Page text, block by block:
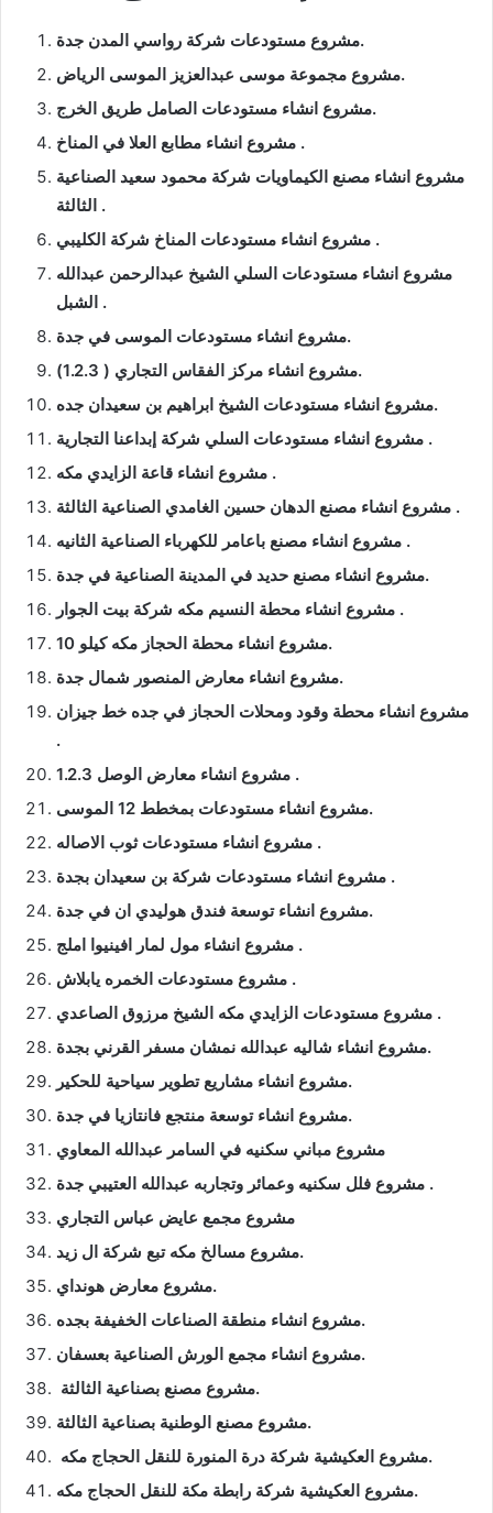
مشروع مستودعات شركة رواسي المدن جدة.
مشروع مجموعة موسى عبدالعزيز الموسى الرياض.
مشروع انشاء مستودعات الصامل طريق الخرج.
مشروع انشاء مطابع العلا في المناخ .
مشروع انشاء مصنع الكيماويات شركة محمود سعيد الصناعية
الثالثة .
مشروع انشاء مستودعات المناخ شركة الكليبي .
مشروع انشاء مستودعات السلي الشيخ عبدالرحمن عبدالله
الشبل .
مشروع انشاء مستودعات الموسى في جدة.
مشروع انشاء مركز الفقاس التجاري ( 1.2.3).
مشروع انشاء مستودعات الشيخ ابراهيم بن سعيدان جده.
مشروع انشاء مستودعات السلي شركة إبداعنا التجارية .
مشروع انشاء قاعة الزايدي مكه .
مشروع انشاء مصنع الدهان حسين الغامدي الصناعية الثالثة .
مشروع انشاء مصنع باعامر للكهرباء الصناعية الثانيه .
مشروع انشاء مصنع حديد في المدينة الصناعية في جدة.
مشروع انشاء محطة النسيم مكه شركة بيت الجوار .
مشروع انشاء محطة الحجاز مكه كيلو 10.
مشروع انشاء معارض المنصور شمال جدة.
مشروع انشاء محطة وقود ومحلات الحجاز في جده خط جيزان
.
مشروع انشاء معارض الوصل 1.2.3 .
مشروع انشاء مستودعات بمخطط 12 الموسى.
مشروع انشاء مستودعات ثوب الاصاله .
مشروع انشاء مستودعات شركة بن سعيدان بجدة .
مشروع انشاء توسعة فندق هوليدي ان في جدة.
مشروع انشاء مول لمار افينيوا املج .
مشروع مستودعات الخمره يابلاش .
مشروع مستودعات الزايدي مكه الشيخ مرزوق الصاعدي .
مشروع انشاء شاليه عبدالله نمشان مسفر القرني بجدة.
مشروع انشاء مشاريع تطوير سياحية للحكير.
مشروع انشاء توسعة منتجع فانتازيا في جدة.
مشروع مباني سكنيه في السامر عبدالله المعاوي
مشروع فلل سكنيه وعمائر وتجاربه عبدالله العتيبي جدة .
مشروع مجمع عايض عباس التجاري
مشروع مسالخ مكه تبع شركة ال زيد.
مشروع معارض هونداي.
مشروع انشاء منطقة الصناعات الخفيفة بجده.
مشروع انشاء مجمع الورش الصناعية بعسفان.
مشروع مصنع بصناعية الثالثة.
مشروع مصنع الوطنية بصناعية الثالثة.
مشروع العكيشية شركة درة المنورة للنقل الحجاج مكه.
مشروع العكيشية شركة رابطة مكة للنقل الحجاج مكه.